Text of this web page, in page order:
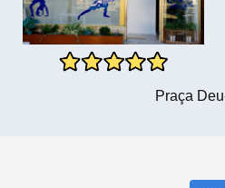
Praça